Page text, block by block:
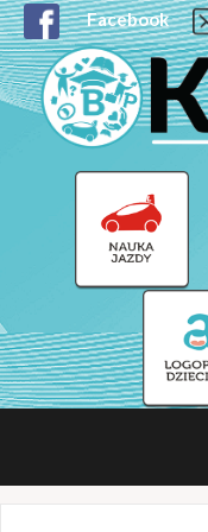
Facebook